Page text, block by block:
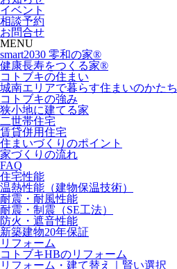
イベント
相談予約
お問合せ
MENU
smart2030 零和の家®
健康長寿をつくる家®
コトブキの住まい
城南エリアで暮らす住まいのかたち
コトブキの強み
狭小地に建てる家
二世帯住宅
賃貸併用住宅
住まいづくりのポイント
家づくりの流れ
FAQ
住宅性能
温熱性能（建物保温技術）
耐震・耐風性能
耐震・制震（SE工法）
防火・遮音性能
新築建物20年保証
リフォーム
コトブキHBのリフォーム
リフォーム・建て替え｜賢い選択